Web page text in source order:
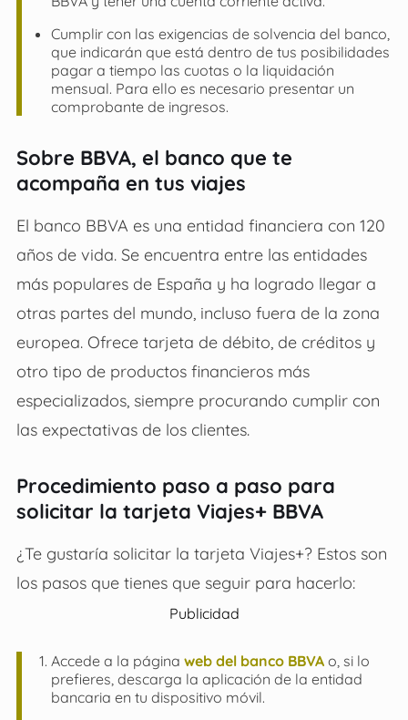
Cumplir con las exigencias de solvencia del banco,
que indicarán que está dentro de tus posibilidades
pagar a tiempo las cuotas o la liquidación
mensual. Para ello es necesario presentar un
comprobante de ingresos.
Sobre BBVA, el banco que te
acompaña en tus viajes
El banco BBVA es una entidad financiera con 120
años de vida. Se encuentra entre las entidades
más populares de España y ha logrado llegar a
otras partes del mundo, incluso fuera de la zona
europea. Ofrece tarjeta de débito, de créditos y
otro tipo de productos financieros más
especializados, siempre procurando cumplir con
las expectativas de los clientes.
Procedimiento paso a paso para
solicitar la tarjeta Viajes+ BBVA
¿Te gustaría solicitar la tarjeta Viajes+? Estos son
los pasos que tienes que seguir para hacerlo:
Publicidad
Accede a la página web del banco BBVAo, si lo
prefieres, descarga la aplicación de la entidad
bancaria en tu dispositivo móvil.